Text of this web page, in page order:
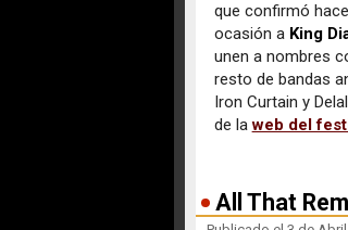
que confirmó
ocasión a King
unen a nombres
resto de bandas
Iron Curtain y
de laweb del
All That